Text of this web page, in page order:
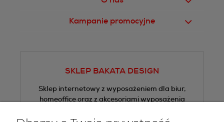
Kampanie promocyjne
SKLEP BAKATA DESIGN
Sklep internetowy z wyposażeniem dla biur,
homeoffice oraz z akcesoriami wyposażenia